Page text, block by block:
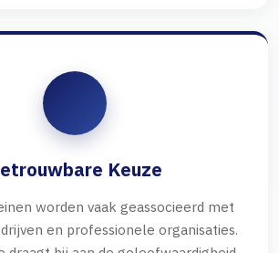
Keuze
worden vaak geassocieerd met
en professionele organisaties.